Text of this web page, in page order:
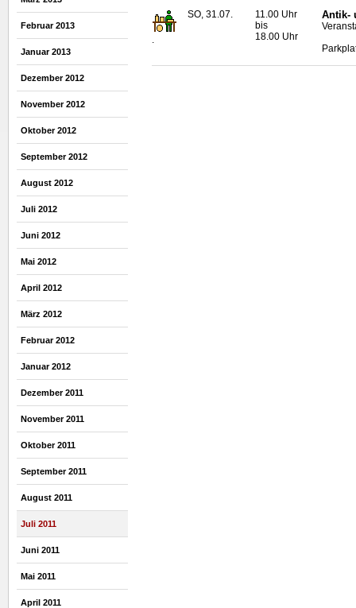
Februar 2013
Januar 2013
Dezember 2012
November 2012
Oktober 2012
September 2012
August 2012
Juli 2012
Juni 2012
Mai 2012
April 2012
März 2012
Februar 2012
Januar 2012
Dezember 2011
November 2011
Oktober 2011
September 2011
August 2011
Juli 2011
Juni 2011
Mai 2011
April 2011
SO, 31.07.
11.00 Uhr
bis
18.00 Uhr
Antik-